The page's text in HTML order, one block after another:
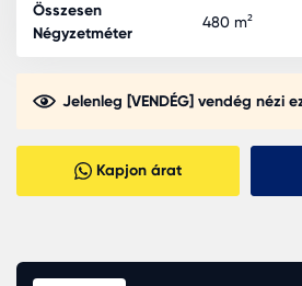
Összesen
Négyzetméter
480 m²
Jelenleg [VENDÉG] vendég nézi
Kapjon árat